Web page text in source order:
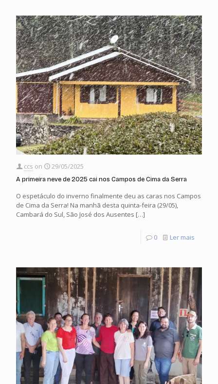
ccs on 29/05/2025
A primeira neve de 2025 cai nos Campos de Cima da Serra
O espetáculo do inverno finalmente deu as caras nos Campos
de Cima da Serra! Na manhã desta quinta-feira (29/05),
Cambará do Sul, São José dos Ausentes […]
0 Ler mais